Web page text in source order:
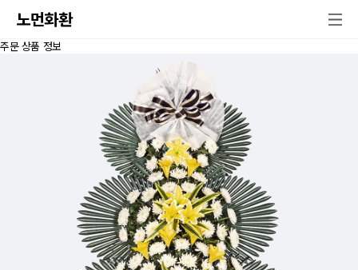
노먼화환
주문 상품 정보